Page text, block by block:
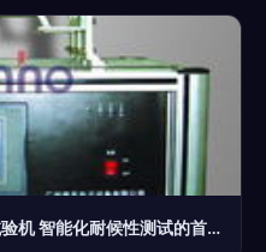
广州信禾SH9402A开关寿命试验机 智能化耐候性测试的首选解决方案